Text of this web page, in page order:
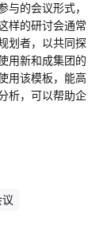
的会议形式，
样的研讨会通常
划者，以共同探
用新和成集团的
用该模板，能高
析，可以帮助企